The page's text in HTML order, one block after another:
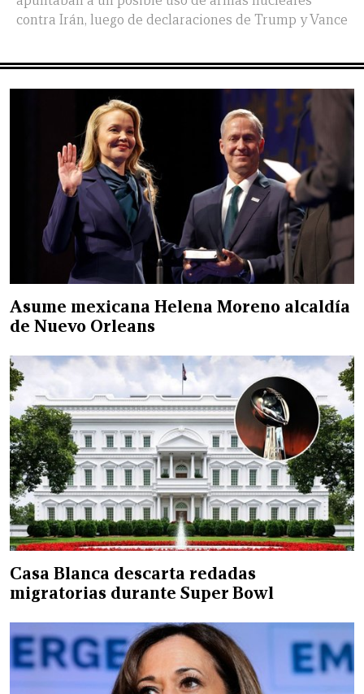
contra Irán, luego de declaraciones de Trump y Vance
Asume mexicana Helena Moreno alcaldía
de Nuevo Orleans
Casa Blanca descarta redadas
migratorias durante Super Bowl